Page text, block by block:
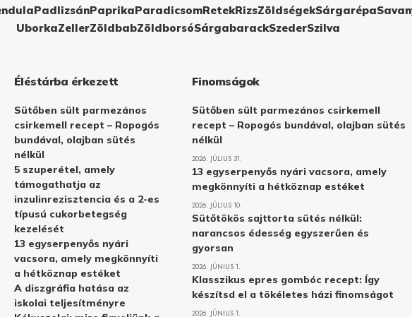
PadlizsánPaprikaParadicsomRetekRizsZöldségekSárgarépa
UborkaZellerZöldbabZöldborsóSárgabarackSzederSzilva
Éléstárba érkezett
Sütőben sült parmezános
csirkemell recept – Ropogós
bundával, olajban sütés
nélkül
5 szuperétel, amely
támogathatja az
inzulinrezisztencia és a 2-es
típusú cukorbetegség
kezelését
13 egyserpenyős nyári
vacsora, amely megkönnyíti
a hétköznap estéket
A diszgráfia hatása az
iskolai teljesítményre
Finomságok
Sütőben sült parmezános csirkemell
recept – Ropogós bundával, olajban sütés
nélkül
2026. JÚLIUS 31.
13 egyserpenyős nyári vacsora, amely
megkönnyíti a hétköznap estéket
2026. JÚLIUS 10.
Sütőtökös sajttorta sütés nélkül:
narancsos édesség egyszerűen és
gyorsan
2026. JÚNIUS 1.
Klasszikus epres gombóc recept: Így
készítsd el a tökéletes házi finomságot
2026. JÚNIUS 1.